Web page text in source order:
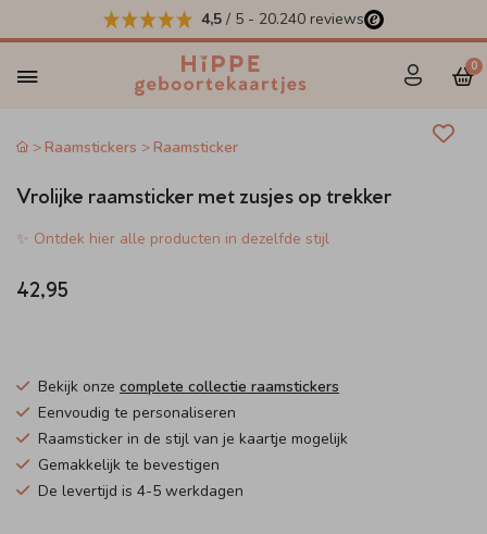
4,5 / 5 - 20.240 reviews
0
Raamstickers Raamsticker
Vrolijke raamsticker met zusjes op trekker
✨ Ontdek hier alle producten in dezelfde stijl
42,95
Bekijk onze complete collectie raamstickers
Eenvoudig te personaliseren
Raamsticker in de stijl van je kaartje mogelijk
Gemakkelijk te bevestigen
De levertijd is 4-5 werkdagen